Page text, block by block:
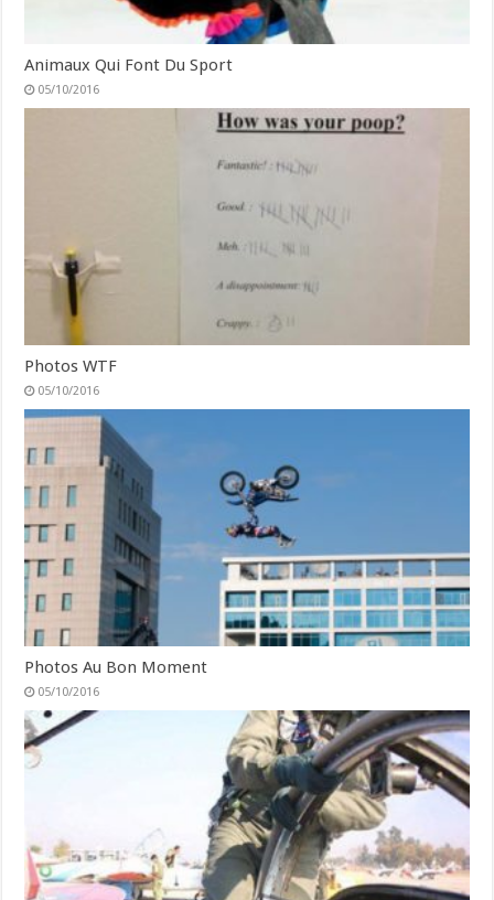
Animaux Qui Font Du Sport
05/10/2016
Photos WTF
05/10/2016
Photos Au Bon Moment
05/10/2016